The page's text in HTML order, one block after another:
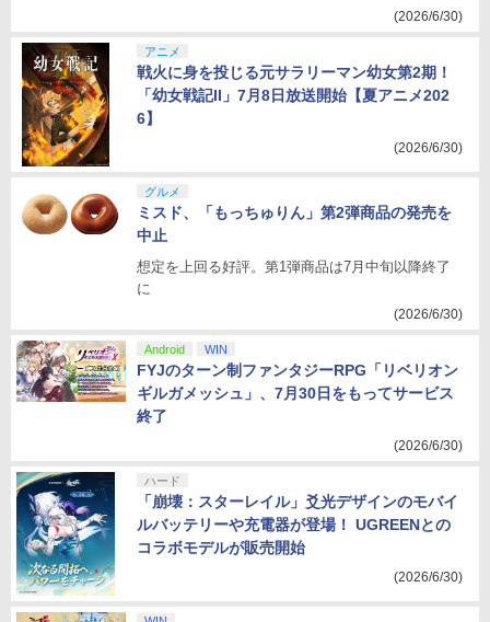
(2026/6/30)
アニメ
戦火に身を投じる元サラリーマン幼女第2期！
「幼女戦記II」7月8日放送開始【夏アニメ202
6】
(2026/6/30)
グルメ
ミスド、「もっちゅりん」第2弾商品の発売を
中止
想定を上回る好評。第1弾商品は7月中旬以降終了
に
(2026/6/30)
Android WIN
FYJのターン制ファンタジーRPG「リベリオン
ギルガメッシュ」、7月30日をもってサービス
終了
(2026/6/30)
ハード
「崩壊：スターレイル」爻光デザインのモバイ
ルバッテリーや充電器が登場！ UGREENとの
コラボモデルが販売開始
(2026/6/30)